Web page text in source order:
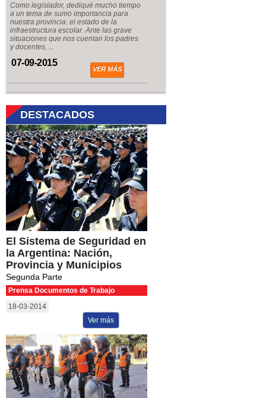
Como legislador, dediqué mucho tiempo
a un tema de sumo importancia para
nuestra provincia: el estado de la
infraestructura escolar. Ante las grave
situaciones que nos cuentan los padres
y docentes, ...
07-09-2015
VER MÁS
DESTACADOS
El Sistema de Seguridad en
la Argentina: Nación,
Provincia y Municipios
Segunda Parte
Prensa Documentos de Trabajo
18-03-2014
Ver más